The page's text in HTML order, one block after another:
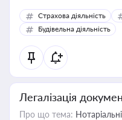
корисне для власника
бухгалтера під час
державного майна,
статусу суб'єктів
Страхова діяльність
Будівельна діяльність
Легалізація
Про що тема: